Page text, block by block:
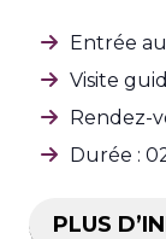
Entrée
Visite
Rendez-
Durée :
PLUS